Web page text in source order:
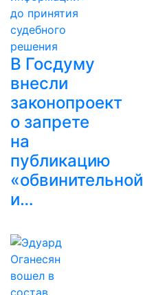
В Госдуму
внесли
законопроект
о запрете
на
публикацию
«обвинительной
и…